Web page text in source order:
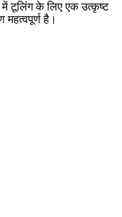
में टूलिंग के लिए एक उत्कृष्ट
महत्वपूर्ण है।